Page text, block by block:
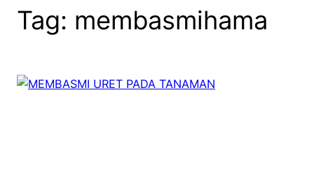
Tag: membasmihama